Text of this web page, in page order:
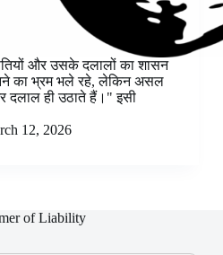
और उसके दलालों का शासन
का भ्रम भले रहे, लेकिन असल
दलाल ही उठाते हैं।" इसी
12, 2026
of Liability